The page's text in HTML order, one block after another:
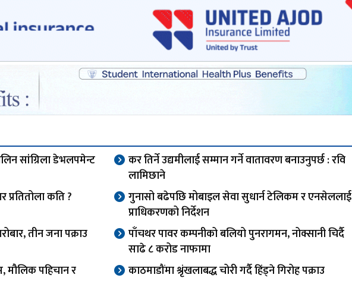
सांग्रिला डेभलपमेन्ट
कर तिर्ने उद्यमीलाई सम्मान गर्ने वातावरण बनाउनुपर्छ : रवि
लामिछाने
कति ?
गुनासो बढेपछि मोबाइल सेवा सुधार्न टेलिकम र एनसेललाई
प्राधिकरणको निर्देशन
तीन जना पक्राउ
पाँचथर पावर कम्पनीको बलियो पुनरागमन, नोक्सानी चिर्दै
साढे ८ करोड नाफामा
मौलिक पहिचान र
काठमाडौंमा श्रृंखलाबद्ध चोरी गर्दै हिंड्ने गिरोह पक्राउ